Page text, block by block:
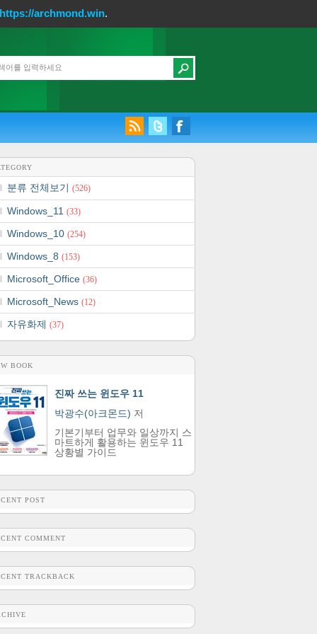
https://archmond.win.
분류 전체보기 (526)
Windows_11 (33)
Windows_10 (254)
Windows_8 (153)
Microsoft_Office (36)
Microsoft_News (12)
자유화제 (37)
BOOK
진짜 쓰는 윈도우 11
박광수(아크몬드) 저
기본기부터 업무와 일상까지 스
마트하게 활용하는 윈도우 11
상황별 가이드
POST
COMMENT
TRACKBACK